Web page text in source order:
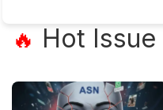
🔥 Hot Issue